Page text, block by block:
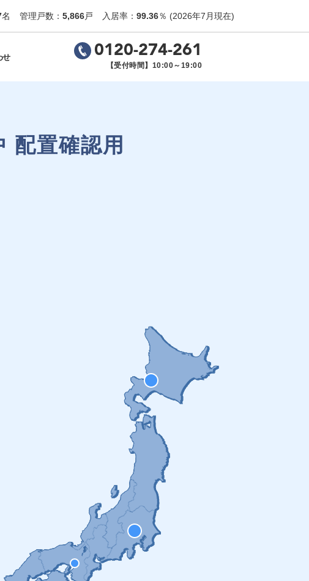
名 管理戸数： 5,866戸 入居率： 99.36％ (2026年7月現在)
せ 0120-274-261
【受付時間】10:00～19:00
配置確認用